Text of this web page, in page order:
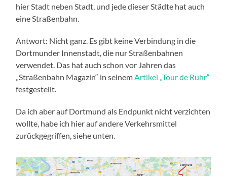
hier Stadt neben Stadt, und jede dieser Städte hat auch
eine Straßenbahn.
Antwort: Nicht ganz. Es gibt keine Verbindung in die
Dortmunder Innenstadt, die nur Straßenbahnen
verwendet. Das hat auch schon vor Jahren das
„Straßenbahn Magazin“ in seinemArtikel „Tour de Ruhr“
festgestellt.
Da ich aber auf Dortmund als Endpunkt nicht verzichten
wollte, habe ich hier auf andere Verkehrsmittel
zurückgegriffen, siehe unten.